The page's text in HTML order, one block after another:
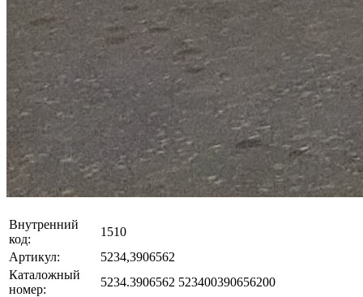
Внутренний
код:
1510
Артикул:
5234,3906562
Каталожный
номер:
5234.3906562 523400390656200